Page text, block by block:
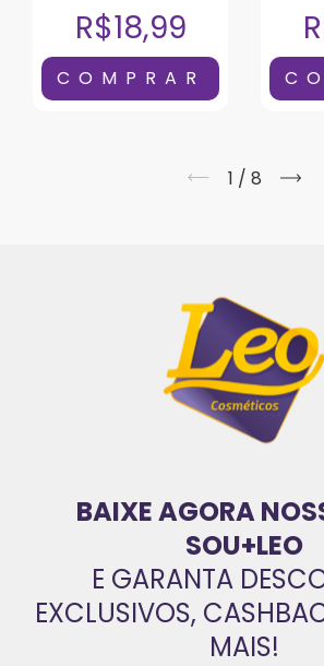
R$18,99
1 / 8
BAIXE AGORA
SOU+LEO
E GARANTA
EXCLUSIVOS,
MAIS!